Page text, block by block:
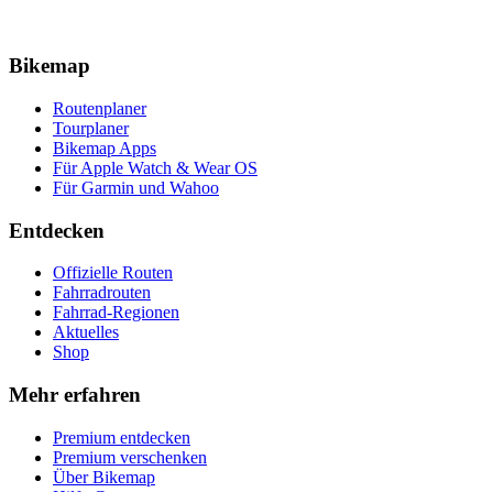
Bikemap
Routenplaner
Tourplaner
Bikemap Apps
Für Apple Watch & Wear OS
Für Garmin und Wahoo
Entdecken
Offizielle Routen
Fahrradrouten
Fahrrad-Regionen
Aktuelles
Shop
Mehr erfahren
Premium entdecken
Premium verschenken
Über Bikemap